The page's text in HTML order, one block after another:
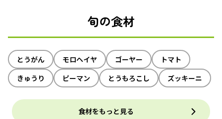
旬の食材
とうがん モロヘイヤ ゴーヤー
トマト
きゅうり
ピーマン とうもろこし ズッキーニ
食材をもっと見る